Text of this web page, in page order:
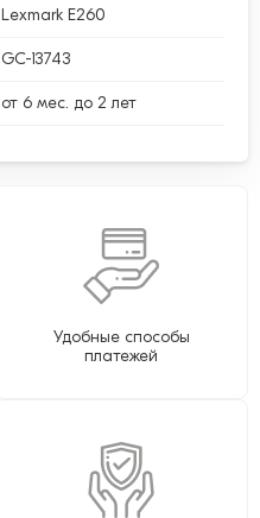
Lexmark E260
GC-13743
от 6 мес. до 2 лет
Удобные способы
платежей